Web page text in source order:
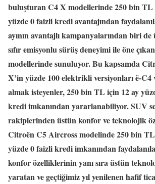
buluşturan C4 X modellerinde 250 bin TL
yüzde 0 faizli kredi avantajından
ayının avantajlı kampanyalarından biri
sıfır emisyonlu sürüş deneyimi ile öne
modellerinde sunuluyor. Bu kapsamda
X’in yüzde 100 elektrikli versiyonları ë-C4
almak isteyenler, 250 bin TL için 12 ay
kredi imkanından yararlanabiliyor. SUV
rakiplerinden üstün konfor ve teknolojik
Citroën C5 Aircross modelinde 250 bin
yüzde 0 faizli kredi imkanından
konfor özelliklerinin yanı sıra üstün
yaratan ve geçtiğimiz yıl yenilenen hafif